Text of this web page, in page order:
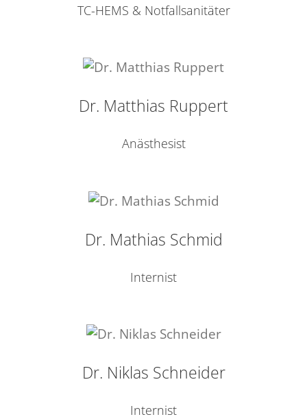
TC-HEMS & Notfallsanitäter
Dr. Matthias Ruppert
Anästhesist
Dr. Mathias Schmid
Internist
Dr. Niklas Schneider
Internist